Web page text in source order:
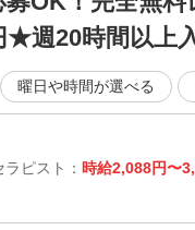
週20時間以上
曜日や時間が選べる
ラピスト： 時給2,088円〜